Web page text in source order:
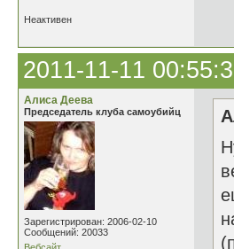
Неактивен
2011-11-11
Алиса Деева
Председатель клуба самоубийц
Зарегистрирован: 2006-02-10
Сообщений: 20033